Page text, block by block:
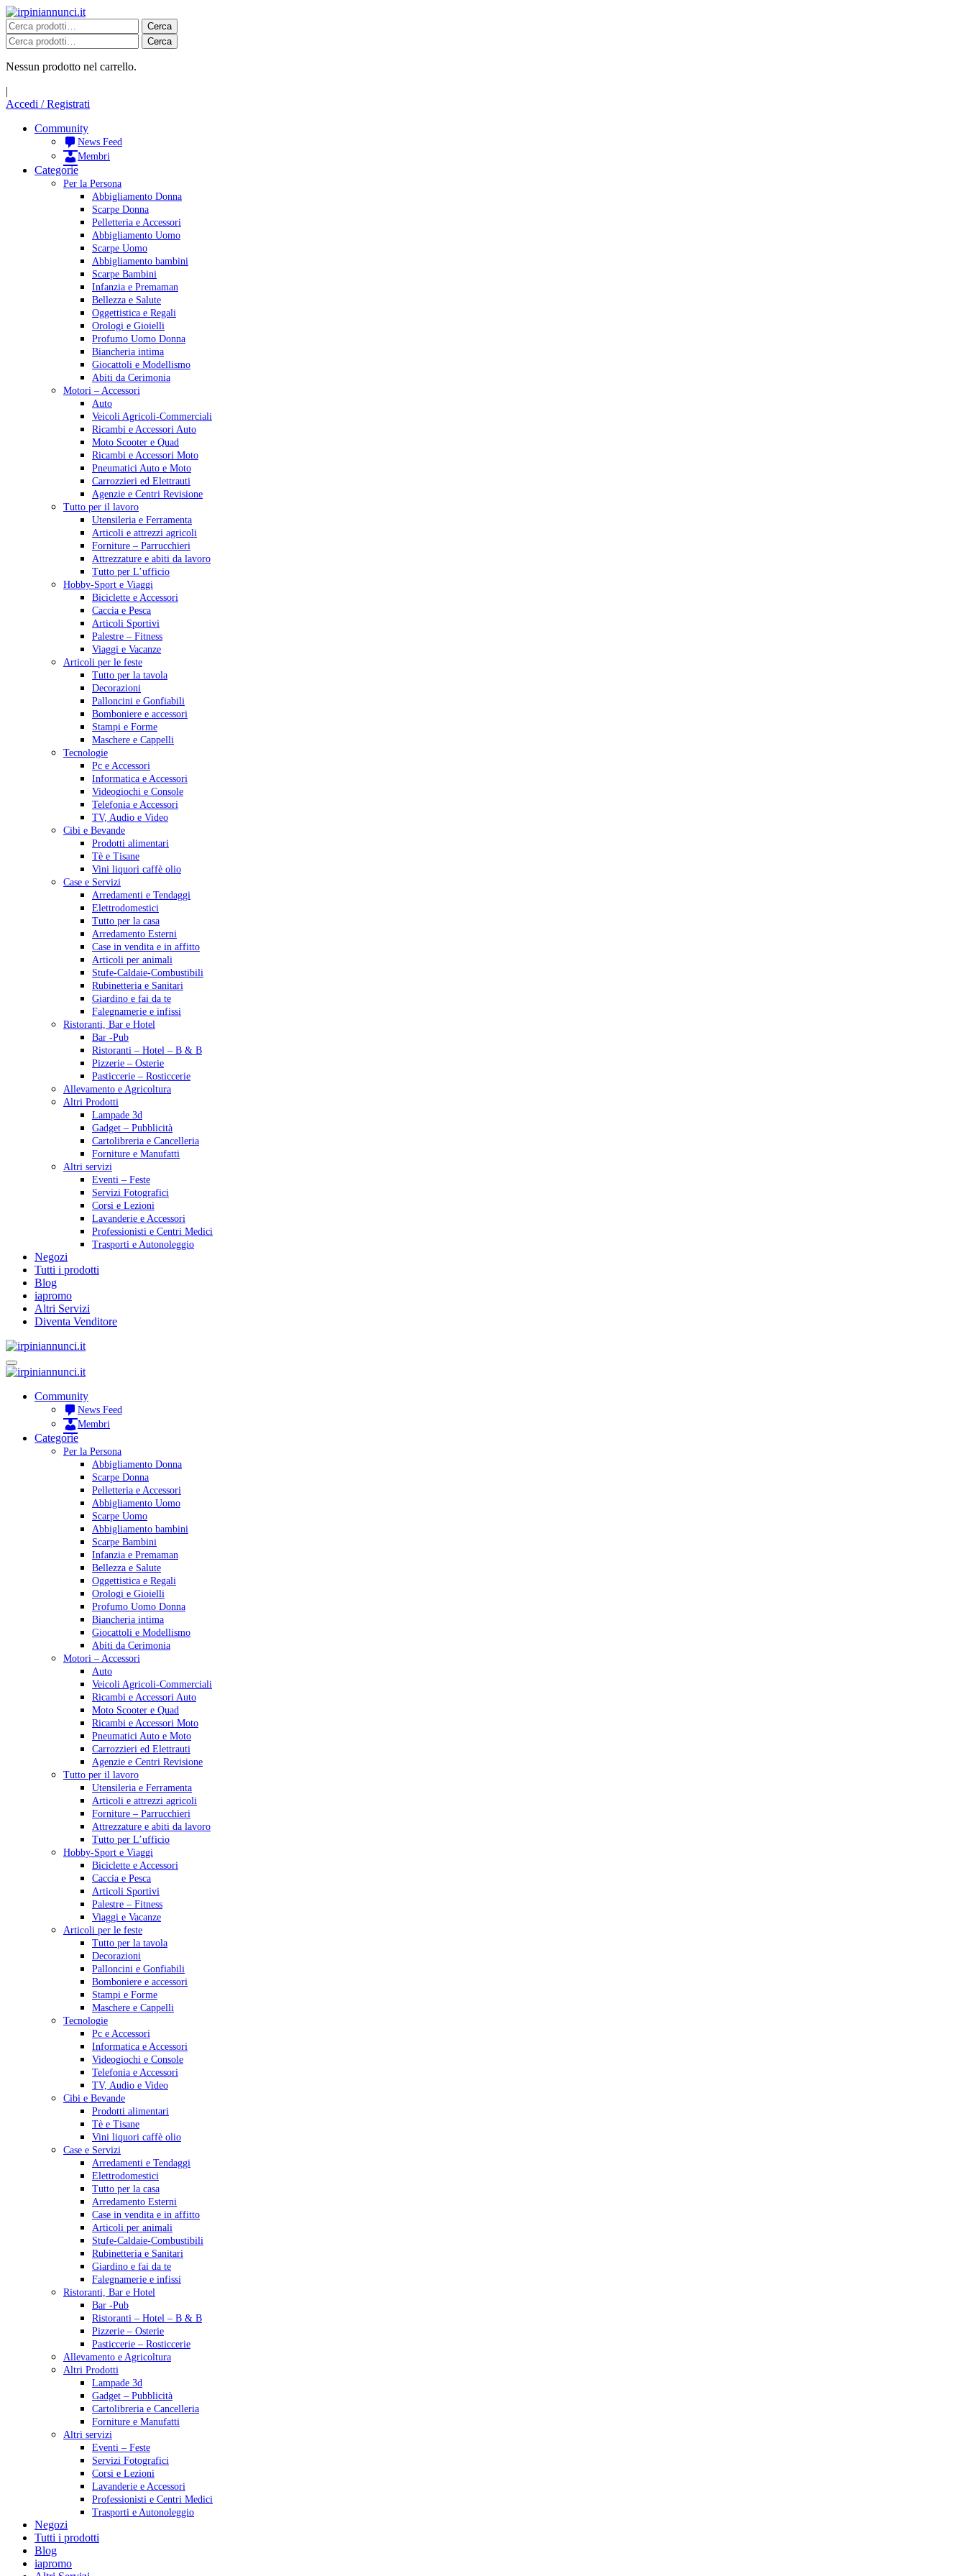
Salta
al
contenuto
Cerca: Cerca
Cerca: Cerca
Nessun prodotto nel carrello.
|
Accedi / Registrati
Community
News Feed
Membri
Categorie
Per la Persona
Abbigliamento Donna
Scarpe Donna
Pelletteria e Accessori
Abbigliamento Uomo
Scarpe Uomo
Abbigliamento bambini
Scarpe Bambini
Infanzia e Premaman
Bellezza e Salute
Oggettistica e Regali
Orologi e Gioielli
Profumo Uomo Donna
Biancheria intima
Giocattoli e Modellismo
Abiti da Cerimonia
Motori – Accessori
Auto
Veicoli Agricoli-Commerciali
Ricambi e Accessori Auto
Moto Scooter e Quad
Ricambi e Accessori Moto
Pneumatici Auto e Moto
Carrozzieri ed Elettrauti
Agenzie e Centri Revisione
Tutto per il lavoro
Utensileria e Ferramenta
Articoli e attrezzi agricoli
Forniture – Parrucchieri
Attrezzature e abiti da lavoro
Tutto per L’ufficio
Hobby-Sport e Viaggi
Biciclette e Accessori
Caccia e Pesca
Articoli Sportivi
Palestre – Fitness
Viaggi e Vacanze
Articoli per le feste
Tutto per la tavola
Decorazioni
Palloncini e Gonfiabili
Bomboniere e accessori
Stampi e Forme
Maschere e Cappelli
Tecnologie
Pc e Accessori
Informatica e Accessori
Videogiochi e Console
Telefonia e Accessori
TV, Audio e Video
Cibi e Bevande
Prodotti alimentari
Tè e Tisane
Vini liquori caffè olio
Case e Servizi
Arredamenti e Tendaggi
Elettrodomestici
Tutto per la casa
Arredamento Esterni
Case in vendita e in affitto
Articoli per animali
Stufe-Caldaie-Combustibili
Rubinetteria e Sanitari
Giardino e fai da te
Falegnamerie e infissi
Ristoranti, Bar e Hotel
Bar -Pub
Ristoranti – Hotel – B & B
Pizzerie – Osterie
Pasticcerie – Rosticcerie
Allevamento e Agricoltura
Altri Prodotti
Lampade 3d
Gadget – Pubblicità
Cartolibreria e Cancelleria
Forniture e Manufatti
Altri servizi
Eventi – Feste
Servizi Fotografici
Corsi e Lezioni
Lavanderie e Accessori
Professionisti e Centri Medici
Trasporti e Autonoleggio
Negozi
Tutti i prodotti
Blog
iapromo
Altri Servizi
Diventa Venditore
Community
News Feed
Membri
Categorie
Per la Persona
Abbigliamento Donna
Scarpe Donna
Pelletteria e Accessori
Abbigliamento Uomo
Scarpe Uomo
Abbigliamento bambini
Scarpe Bambini
Infanzia e Premaman
Bellezza e Salute
Oggettistica e Regali
Orologi e Gioielli
Profumo Uomo Donna
Biancheria intima
Giocattoli e Modellismo
Abiti da Cerimonia
Motori – Accessori
Auto
Veicoli Agricoli-Commerciali
Ricambi e Accessori Auto
Moto Scooter e Quad
Ricambi e Accessori Moto
Pneumatici Auto e Moto
Carrozzieri ed Elettrauti
Agenzie e Centri Revisione
Tutto per il lavoro
Utensileria e Ferramenta
Articoli e attrezzi agricoli
Forniture – Parrucchieri
Attrezzature e abiti da lavoro
Tutto per L’ufficio
Hobby-Sport e Viaggi
Biciclette e Accessori
Caccia e Pesca
Articoli Sportivi
Palestre – Fitness
Viaggi e Vacanze
Articoli per le feste
Tutto per la tavola
Decorazioni
Palloncini e Gonfiabili
Bomboniere e accessori
Stampi e Forme
Maschere e Cappelli
Tecnologie
Pc e Accessori
Informatica e Accessori
Videogiochi e Console
Telefonia e Accessori
TV, Audio e Video
Cibi e Bevande
Prodotti alimentari
Tè e Tisane
Vini liquori caffè olio
Case e Servizi
Arredamenti e Tendaggi
Elettrodomestici
Tutto per la casa
Arredamento Esterni
Case in vendita e in affitto
Articoli per animali
Stufe-Caldaie-Combustibili
Rubinetteria e Sanitari
Giardino e fai da te
Falegnamerie e infissi
Ristoranti, Bar e Hotel
Bar -Pub
Ristoranti – Hotel – B & B
Pizzerie – Osterie
Pasticcerie – Rosticcerie
Allevamento e Agricoltura
Altri Prodotti
Lampade 3d
Gadget – Pubblicità
Cartolibreria e Cancelleria
Forniture e Manufatti
Altri servizi
Eventi – Feste
Servizi Fotografici
Corsi e Lezioni
Lavanderie e Accessori
Professionisti e Centri Medici
Trasporti e Autonoleggio
Negozi
Tutti i prodotti
Blog
iapromo